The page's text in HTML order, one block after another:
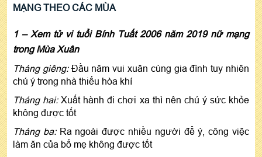
MẠNG THEO CÁC MÙA
1 – Xem tử vi tuổi Bính Tuất 2006 năm 2019 nữ mạng
trong Mùa Xuân
Tháng giêng:Đầu năm vui xuân cùng gia đình tuy nhiên
chú ý trong nhà thiếu hòa khí
Tháng hai:Xuất hành đi chơi xa thì nên chú ý sức khỏe
không được tốt
Tháng ba:Ra ngoài được nhiều người để ý, công việc
làm ăn của bố mẹ không được tốt